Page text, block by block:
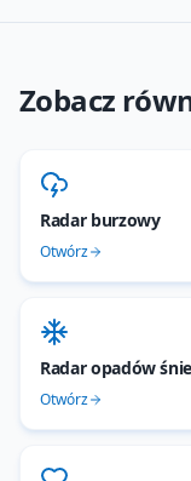
Zobacz
Radar burzowy
Otwórz
Radar opadów
Otwórz